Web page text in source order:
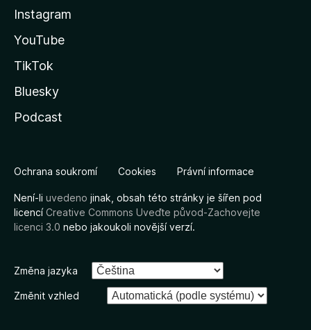
Instagram
YouTube
TikTok
Bluesky
Podcast
Ochrana soukromí Cookies Právní informace
Není-li uvedeno jinak, obsah této stránky je šířen pod
licencíCreative Commons Uveďte původ-Zachovejte
licenci 3.0 nebo jakoukoli novější verzí.
Změna jazyka
Změnit vzhled